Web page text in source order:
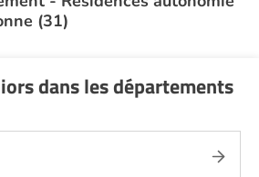
(31)
dans les départements